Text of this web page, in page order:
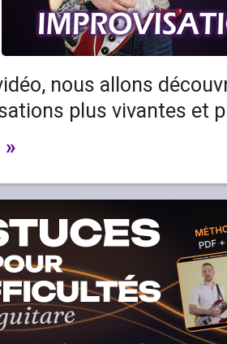
nous allons
plus vivantes et